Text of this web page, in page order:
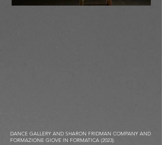
DANCE GALLERY AND SHARON FRIDMAN COMPANY AND
FORMAZIONE GIOVE IN FORMATICA (2023).